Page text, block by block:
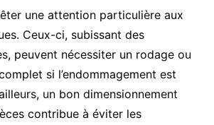
une attention particulière aux
Ceux-ci, subissant des
peuvent nécessiter un rodage ou
si l’endommagement est
un bon dimensionnement
contribue à éviter les